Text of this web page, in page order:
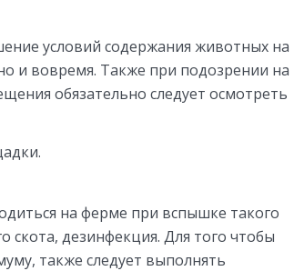
условий содержания животных на
и вовремя. Также при подозрении на
обязательно следует осмотреть
на ферме при вспышке такого
скота, дезинфекция. Для того чтобы
также следует выполнять